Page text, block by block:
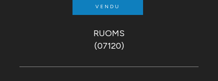
VENDU
RUOMS
(07120)